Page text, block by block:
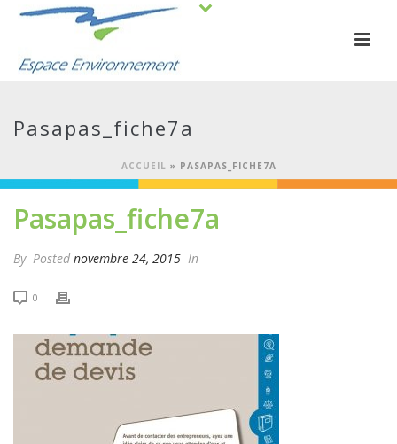
Pasapas_fiche7a
ACCUEIL » PASAPAS_FICHE7A
Pasapas_fiche7a
By Posted novembre 24, 2015 In
0